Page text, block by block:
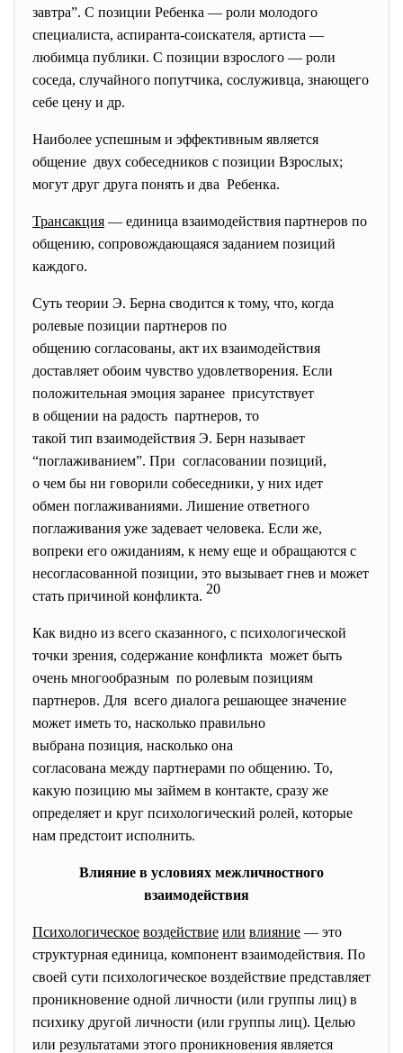
завтра”. С позиции Ребенка — роли молодого
специалиста, аспиранта-соискателя, артиста —
любимца публики. С позиции взрослого — роли
соседа, случайного попутчика, сослуживца, знающего
себе цену и др.
Наиболее успешным и эффективным является
общение двух собеседников с позиции Взрослых;
могут друг друга понять и два Ребенка.
Трансакция — единица взаимодействия партнеров по
общению, сопровождающаяся заданием позиций
каждого.
Суть теории Э. Берна сводится к тому, что, когда
ролевые позиции партнеров по
общению согласованы, акт их взаимодействия
доставляет обоим чувство удовлетворения. Если
положительная эмоция заранее присутствует
в общении на радость партнеров, то
такой тип взаимодействия Э. Берн называет
“поглаживанием”. При согласовании позиций,
о чем бы ни говорили собеседники, у них идет
обмен поглаживаниями. Лишение ответного
поглаживания уже задевает человека. Если же,
вопреки его ожиданиям, к нему еще и обращаются с
несогласованной позиции, это вызывает гнев и может
стать причиной конфликта. 20
Как видно из всего сказанного, с психологической
точки зрения, содержание конфликта может быть
очень многообразным по ролевым позициям
партнеров. Для всего диалога решающее значение
может иметь то, насколько правильно
выбрана позиция, насколько она
согласована между партнерами по общению. То,
какую позицию мы займем в контакте, сразу же
определяет и круг психологический ролей, которые
нам предстоит исполнить.
Влияние в условиях межличностного
взаимодействия
Психологическое воздействие или влияние — это
структурная единица, компонент взаимодействия. По
своей сути психологическое воздействие представляет
проникновение одной личности (или группы лиц) в
психику другой личности (или группы лиц). Целью
или результатами этого проникновения является